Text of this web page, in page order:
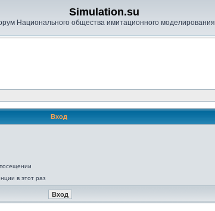
Simulation.su
Национального общества имитационного моделирования
Вход
в этот раз